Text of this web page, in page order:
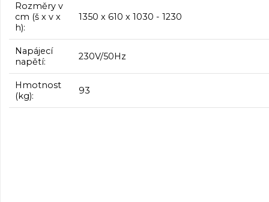
Rozměry v
cm (š x v x
h):
1350 x 610 x 1030 - 1230
Napájecí
napětí:
230V/50Hz
Hmotnost
(kg):
93